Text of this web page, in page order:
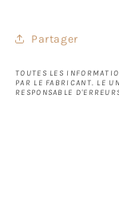
Partager
TOUTES LES
PAR LE FABRICANT. LE
RESPONSABLE